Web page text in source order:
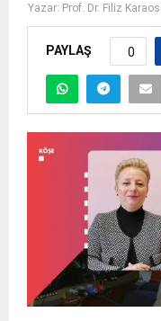
Yazar: Prof. Dr. Filiz
PAYLAŞ 0